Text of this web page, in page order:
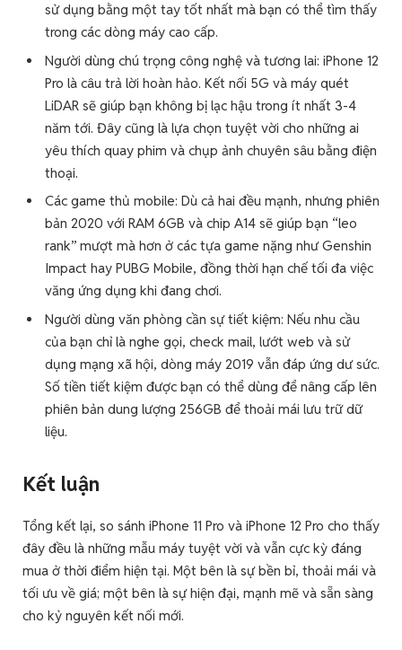
sử dụng bằng một tay tốt nhất mà bạn có thể tìm thấy
trong các dòng máy cao cấp.
Người dùng chú trọng công nghệ và tương lai: iPhone 12
Pro là câu trả lời hoàn hảo. Kết nối 5G và máy quét
LiDAR sẽ giúp bạn không bị lạc hậu trong ít nhất 3-4
năm tới. Đây cũng là lựa chọn tuyệt vời cho những ai
yêu thích quay phim và chụp ảnh chuyên sâu bằng điện
thoại.
Các game thủ mobile: Dù cả hai đều mạnh, nhưng phiên
bản 2020 với RAM 6GB và chip A14 sẽ giúp bạn “leo
rank” mượt mà hơn ở các tựa game nặng như Genshin
Impact hay PUBG Mobile, đồng thời hạn chế tối đa việc
văng ứng dụng khi đang chơi.
Người dùng văn phòng cần sự tiết kiệm: Nếu nhu cầu
của bạn chỉ là nghe gọi, check mail, lướt web và sử
dụng mạng xã hội, dòng máy 2019 vẫn đáp ứng dư sức.
Số tiền tiết kiệm được bạn có thể dùng để nâng cấp lên
phiên bản dung lượng 256GB để thoải mái lưu trữ dữ
liệu.
Kết luận
Tổng kết lại, so sánh iPhone 11 Pro và iPhone 12 Pro cho thấy
đây đều là những mẫu máy tuyệt vời và vẫn cực kỳ đáng
mua ở thời điểm hiện tại. Một bên là sự bền bỉ, thoải mái và
tối ưu về giá; một bên là sự hiện đại, mạnh mẽ và sẵn sàng
cho kỷ nguyên kết nối mới.